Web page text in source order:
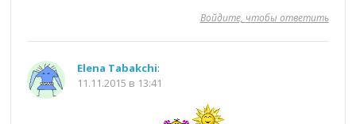
Войдите, чтобы ответить
Elena Tabakchi:
11.11.2015 в 13:41